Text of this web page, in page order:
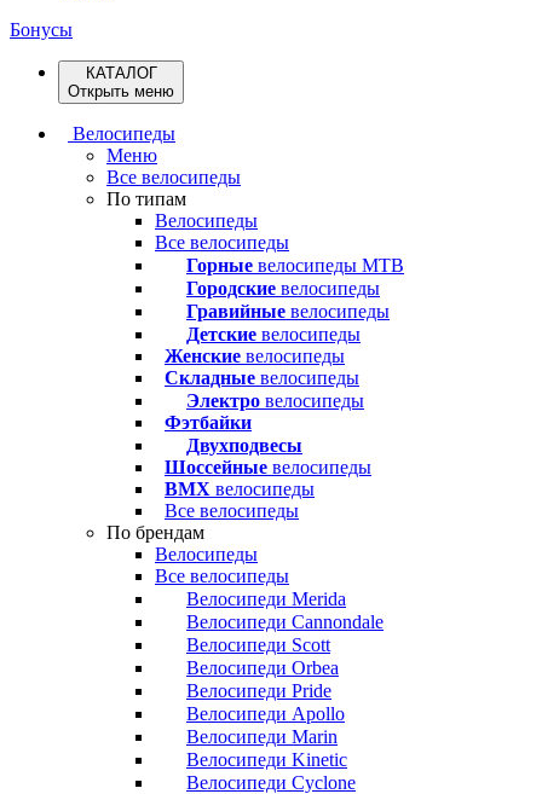
Бонусы
КАТАЛОГ
Открыть меню
Велосипеды
Меню
Все велосипеды
По типам
Велосипеды
Все велосипеды
Горные велосипеды MTB
Городские велосипеды
Гравийные велосипеды
Детские велосипеды
Женские велосипеды
Складные велосипеды
Электро велосипеды
Фэтбайки
Двухподвесы
Шоссейные велосипеды
BMX велосипеды
Все велосипеды
По брендам
Велосипеды
Все велосипеды
Велосипеди Merida
Велосипеди Cannondale
Велосипеди Scott
Велосипеди Orbea
Велосипеди Pride
Велосипеди Apollo
Велосипеди Marin
Велосипеди Kinetic
Велосипеди Cyclone